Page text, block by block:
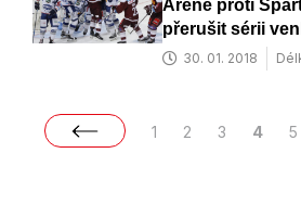
Aréně proti
přerušit sérii
30. 01. 2018
1 2 3 4 5